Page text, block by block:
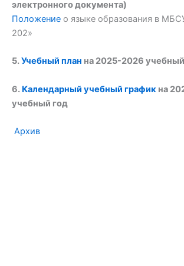
электронного документа)
Положение о языке образования в
202»
5.Учебный план на 2025-2026
6. Календарный учебный график на
учебный год
Архив